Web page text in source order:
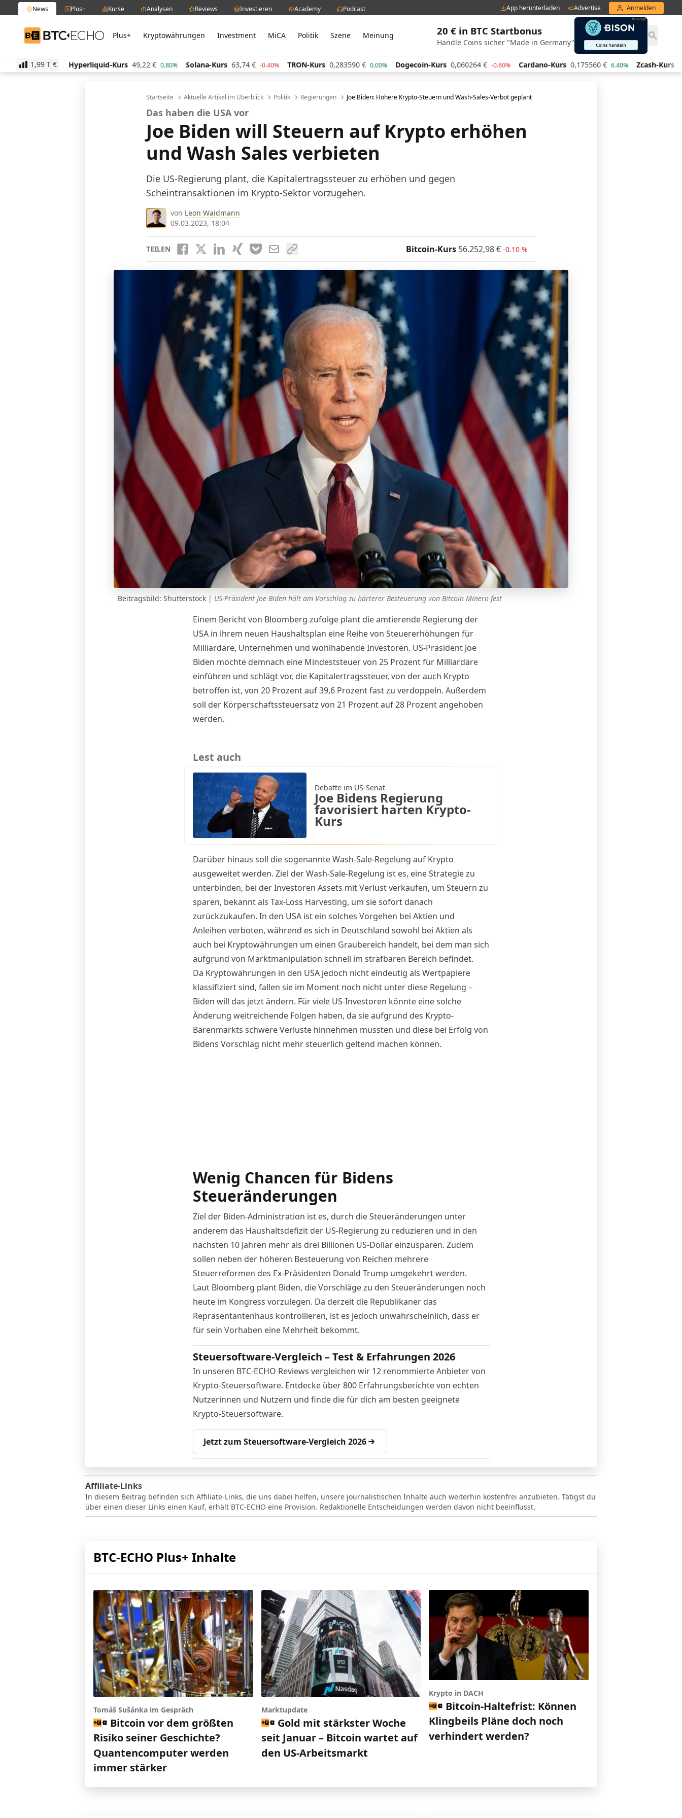
News Plus+ Kurse Analysen Reviews Investieren Academy Podcast App herunterladen Advertise Anmelden
BTC-ECHO Plus+ Kryptowährungen Investment MiCA Politik Szene Meinung 20 € in BTC Startbonus
Handle Coins sicher "Made in Germany"
1,99 T €
Hyperliquid-Kurs 49,22 € 0.80% Solana-Kurs 63,74 € -0.40% TRON-Kurs 0,283590 € 0.00% Dogecoin-Kurs 0,060264 € -0.60% Cardano-Kurs 0,175560 € 6.40% Zcash-Kurs 441,59 € 0.90%
Startseite Aktuelle Artikel im Überblick Politik Regierungen Joe Biden: Höhere Krypto-Steuern und Wash-Sales-Verbot geplant
Das haben die USA vor
Joe Biden will Steuern auf Krypto erhöhen
und Wash Sales verbieten
Die US-Regierung plant, die Kapitalertragssteuer zu erhöhen und gegen
Scheintransaktionen im Krypto-Sektor vorzugehen.
von Leon Waidmann
09.03.2023, 18:04
TEILEN Bitcoin-Kurs 56.252,98€ -0.10 %
Beitragsbild: Shutterstock | US-Präsident Joe Biden hält am Vorschlag zu härterer Besteuerung von Bitcoin Minern fest
Einem Bericht von Bloomberg zufolge plant die amtierende Regierung der
USA in ihrem neuen Haushaltsplan eine Reihe von Steuererhöhungen für
Milliardäre, Unternehmen und wohlhabende Investoren. US-Präsident Joe
Biden möchte demnach eine Mindeststeuer von 25 Prozent für Milliardäre
einführen und schlägt vor, die Kapitalertragssteuer, von der auch Krypto
betroffen ist, von 20 Prozent auf 39,6 Prozent fast zu verdoppeln. Außerdem
soll der Körperschaftssteuersatz von 21 Prozent auf 28 Prozent angehoben
werden.
Lest auch
Debatte im US-Senat
Joe Bidens Regierung
favorisiert harten Krypto-
Kurs
Darüber hinaus soll die sogenannteWash-Sale-Regelung auf Krypto
ausgeweitet werden. Ziel der Wash-Sale-Regelung ist es, eine Strategie zu
unterbinden, bei der Investoren Assets mit Verlust verkaufen, um Steuern zu
sparen, bekannt als Tax-Loss Harvesting, um sie sofort danach
zurückzukaufen. In den USA ist ein solches Vorgehen bei Aktien und
Anleihen verboten, während es sich in Deutschland sowohl bei Aktien als
auch bei Kryptowährungen um einen Graubereich handelt, bei dem man sich
aufgrund von Marktmanipulation schnell im strafbaren Bereich befindet.
Da Kryptowährungen in den USA jedoch nicht eindeutig als Wertpapiere
klassifiziert sind, fallen sie im Moment noch nicht unter diese Regelung –
Biden will das jetzt ändern. Für viele US-Investoren könnte eine solche
Änderung weitreichende Folgen haben, da sie aufgrund des Krypto-
Bärenmarkts schwere Verluste hinnehmen mussten und diese bei Erfolg von
Bidens Vorschlag nicht mehr steuerlich geltend machen können.
Wenig Chancen für Bidens
Steueränderungen
Ziel der Biden-Administration ist es, durch die Steueränderungen unter
anderem das Haushaltsdefizit der US-Regierung zu reduzieren und in den
nächsten 10 Jahren mehr als drei Billionen US-Dollar einzusparen. Zudem
sollen neben der höheren Besteuerung von Reichen mehrere
Steuerreformen des Ex-Präsidenten Donald Trump umgekehrt werden.
Laut Bloomberg plant Biden, die Vorschläge zu den Steueränderungen noch
heute im Kongress vorzulegen. Da derzeit die Republikaner das
Repräsentantenhaus kontrollieren, ist es jedoch unwahrscheinlich, dass er
für sein Vorhaben eine Mehrheit bekommt.
Steuersoftware-Vergleich – Test & Erfahrungen 2026
In unseren BTC-ECHO Reviews vergleichen wir 12 renommierte Anbieter von
Krypto-Steuersoftware. Entdecke über 800 Erfahrungsberichte von echten
Nutzerinnen und Nutzern und finde die für dich am besten geeignete
Krypto-Steuersoftware.
Jetzt zum Steuersoftware-Vergleich 2026
Affiliate-Links
In diesem Beitrag befinden sich Affiliate-Links, die uns dabei helfen, unsere journalistischen Inhalte auch weiterhin kostenfrei anzubieten. Tätigst du
über einen dieser Links einen Kauf, erhält BTC-ECHO eine Provision. Redaktionelle Entscheidungen werden davon nicht beeinflusst.
BTC-ECHO Plus+ Inhalte
Tomáš Sušánka im Gespräch
Bitcoin vor dem größten
Risiko seiner Geschichte?
Quantencomputer werden
immer stärker
Marktupdate
Gold mit stärkster Woche
seit Januar – Bitcoin wartet auf
den US-Arbeitsmarkt
Krypto in DACH
Bitcoin-Haltefrist: Können
Klingbeils Pläne doch noch
verhindert werden?